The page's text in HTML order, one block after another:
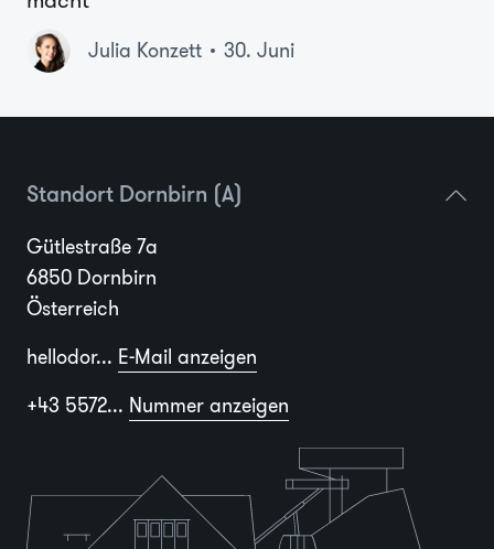
Julia Konzett 30. Juni
Standort Dornbirn (A)
Gütlestraße 7a
6850 Dornbirn
Österreich
hellodor... E-Mail anzeigen
+43 5572... Nummer anzeigen